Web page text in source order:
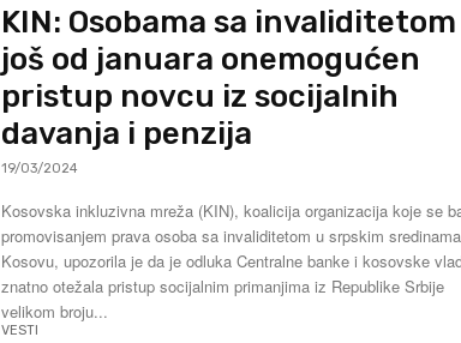
KIN: Osobama sa invaliditetom
još od januara onemogućen
pristup novcu iz socijalnih
davanja i penzija
19/03/2024
Kosovska inkluzivna mreža (KIN), koalicija organizacija koje se
promovisanjem prava osoba sa invaliditetom u srpskim
Kosovu, upozorila je da je odluka Centralne banke i kosovske
znatno otežala pristup socijalnim primanjima iz Republike Srbije
velikom broju...
VESTI